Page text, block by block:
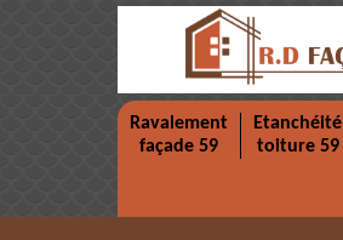
Ravalement
façade 59
Etanchéité
toiture 59